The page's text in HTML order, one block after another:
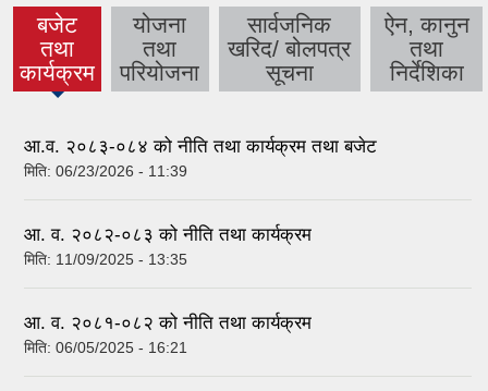
बजेट
तथा
कार्यक्रम
(active
tab)
योजना
तथा
परियोजना
सार्वजनिक
खरिद/ बोलपत्र
सूचना
ऐन, कानुन
तथा
निर्देशिका
आ.व. २०८३-०८४ को नीति तथा कार्यक्रम तथा बजेट
मिति: 06/23/2026 - 11:39
आ. व. २०८२-०८३ को नीति तथा कार्यक्रम
मिति: 11/09/2025 - 13:35
आ. व. २०८१-०८२ को नीति तथा कार्यक्रम
मिति: 06/05/2025 - 16:21